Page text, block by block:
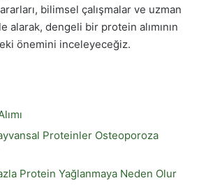
bilimsel çalışmalar ve uzman
alarak, dengeli bir protein alımının
önemini inceleyeceğiz.
Proteinler Osteoporoza
Protein Yağlanmaya Neden Olur